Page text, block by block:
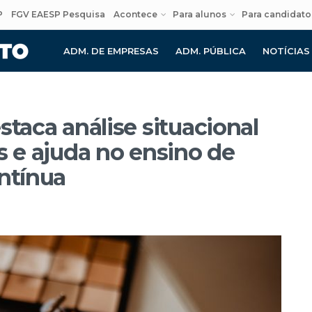
FGV EAESP Pesquisa Acontece Para alunos Para
ADM. DE EMPRESAS ADM. PÚBLICA NOTÍCIAS
análise situacional
e ajuda no ensino de